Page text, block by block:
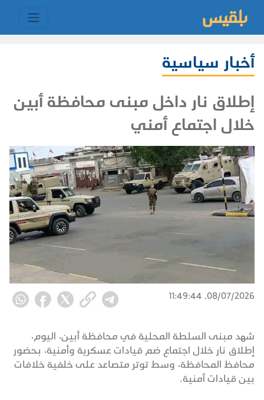
أخبار سياسية
إطلاق نار داخل مبنى محافظة أبين
خلال اجتماع أمني
08/07/2026, 11:49:44
شهد مبنى السلطة المحلية في محافظة أبين، اليوم،
إطلاق نار خلال اجتماع ضم قيادات عسكرية وأمنية، بحضور
محافظ المحافظة، وسط توتر متصاعد على خلفية خلافات
بين قيادات أمنية.